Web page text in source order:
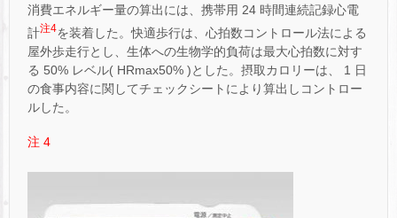
消費エネルギー量の算出には、携帯用 24 時間連続記録心電
計注4を装着した。快適歩行は、心拍数コントロール法による
屋外歩走行とし、生体への生物学的負荷は最大心拍数に対す
る 50% レベル( HRmax50% )とした。摂取カロリーは、 1 日
の食事内容に関してチェックシートにより算出しコントロー
ルした。
注 4